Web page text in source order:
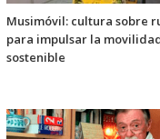
Musimóvil: cultura sobre
para impulsar la
sostenible